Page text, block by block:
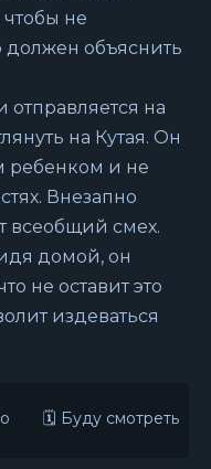
чтобы не
должен объяснить
на
на Кутая. Он
ребенком и не
Внезапно
всеобщий смех.
домой, он
не оставит это
издеваться
🗓 Буду смотреть